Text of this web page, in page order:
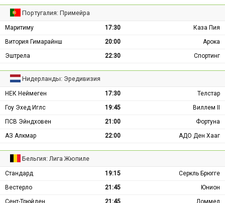
Португалия: Примейра
Маритиму 17:30
Каза Пия
Витория Гимарайнш
20:00
Арока
Эштрела
22:30 Спортинг
Нидерланды: Эредивизия
НЕК Неймеген 17:30
Телстар
Гоу Эхед Иглс
19:45
Виллем II
ПСВ Эйндховен
21:00
Фортуна
АЗ Алкмар
22:00 АДО Ден Хааг
Бельгия: Лига Жюпиле
Стандард 19:15
Серкль Брюгге
Вестерло
21:45
Юнион
Сент-Трюйден
21:45 Ломмел